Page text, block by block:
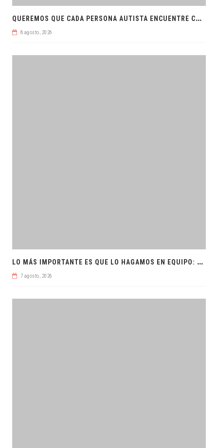
Q
UEREMOS QUE CADA PERSONA AUTISTA ENCUENTRE COMPRENSIÓN: JDM
8 agosto, 2026
L
O MÁS IMPORTANTE ES QUE LO HAGAMOS EN EQUIPO: CPL
7 agosto, 2026